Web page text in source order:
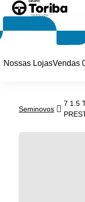
Nossas LojasVendas
Seminovos
7 1.5